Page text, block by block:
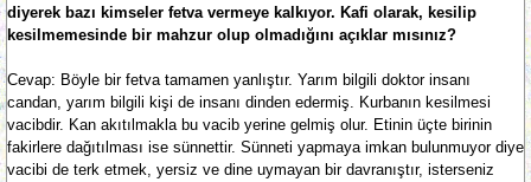
diyerek bazı kimseler fetva vermeye kalkıyor. Kafi olarak, kesilip
kesilmemesinde bir mahzur olup olmadığını açıklar mısınız?
Cevap: Böyle bir fetva tamamen yanlıştır. Yarım bilgili doktor insanı
candan, yarım bilgili kişi de insanı dinden edermiş. Kurbanın kesilmesi
vacibdir. Kan akıtılmakla bu vacib yerine gelmiş olur. Etinin üçte birinin
fakirlere dağıtılması ise sünnettir. Sünneti yapmaya imkan bulunmuyor diye
vacibi de terk etmek, yersiz ve dine uymayan bir davranıştır, isterseniz